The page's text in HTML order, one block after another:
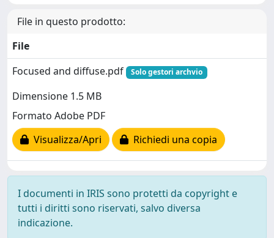
File in questo prodotto:
File
Focused and diffuse.pdf
Solo gestori archvio
Dimensione 1.5 MB
Formato Adobe PDF
Visualizza/Apri
Richiedi una copia
I documenti in IRIS sono protetti da copyright e
tutti i diritti sono riservati, salvo diversa
indicazione.